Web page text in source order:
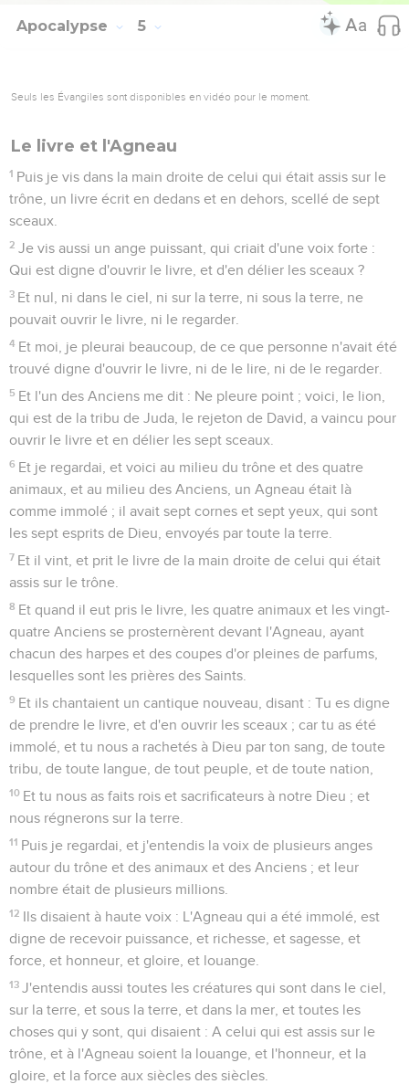
Apocalypse 5
Seuls les Évangiles sont disponibles en vidéo pour le moment.
Le livre et l'Agneau
1 Puis je vis dans la main droite de celui qui était assis sur le
trône, un livre écrit en dedans et en dehors, scellé de sept
sceaux.
2 Je vis aussi un ange puissant, qui criait d'une voix forte :
Qui est digne d'ouvrir le livre, et d'en délier les sceaux ?
3 Et nul, ni dans le ciel, ni sur la terre, ni sous la terre, ne
pouvait ouvrir le livre, ni le regarder.
4 Et moi, je pleurai beaucoup, de ce que personne n'avait été
trouvé digne d'ouvrir le livre, ni de le lire, ni de le regarder.
5 Et l'un des Anciens me dit : Ne pleure point ; voici, le lion,
qui est de la tribu de Juda, le rejeton de David, a vaincu pour
ouvrir le livre et en délier les sept sceaux.
6 Et je regardai, et voici au milieu du trône et des quatre
animaux, et au milieu des Anciens, un Agneau était là
comme immolé ; il avait sept cornes et sept yeux, qui sont
les sept esprits de Dieu, envoyés par toute la terre.
7 Et il vint, et prit le livre de la main droite de celui qui était
assis sur le trône.
8 Et quand il eut pris le livre, les quatre animaux et les vingt-
quatre Anciens se prosternèrent devant l'Agneau, ayant
chacun des harpes et des coupes d'or pleines de parfums,
lesquelles sont les prières des Saints.
9 Et ils chantaient un cantique nouveau, disant : Tu es digne
de prendre le livre, et d'en ouvrir les sceaux ; car tu as été
immolé, et tu nous a rachetés à Dieu par ton sang, de toute
tribu, de toute langue, de tout peuple, et de toute nation,
10 Et tu nous as faits rois et sacrificateurs à notre Dieu ; et
nous régnerons sur la terre.
11 Puis je regardai, et j'entendis la voix de plusieurs anges
autour du trône et des animaux et des Anciens ; et leur
nombre était de plusieurs millions.
12 Ils disaient à haute voix : L'Agneau qui a été immolé, est
digne de recevoir puissance, et richesse, et sagesse, et
force, et honneur, et gloire, et louange.
13 J'entendis aussi toutes les créatures qui sont dans le ciel,
sur la terre, et sous la terre, et dans la mer, et toutes les
choses qui y sont, qui disaient : A celui qui est assis sur le
trône, et à l'Agneau soient la louange, et l'honneur, et la
gloire, et la force aux siècles des siècles.